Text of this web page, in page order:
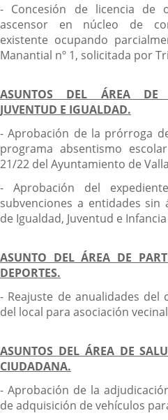
- Concesión de licencia de
ascensor en núcleo de
existente ocupando
Manantial nº 1, solicitada por
ASUNTOS DEL ÁREA DE
JUVENTUD E IGUALDAD.
- Aprobación de la prórroga
programa absentismo
21/22 del Ayuntamiento de
- Aprobación del
subvenciones a entidades
de Igualdad, Juventud e
ASUNTO DEL ÁREA DE
DEPORTES.
- Reajuste de anualidades
del local para asociación
ASUNTOS DEL ÁREA DE
CIUDADANA.
- Aprobación de la
de adquisición de vehículos